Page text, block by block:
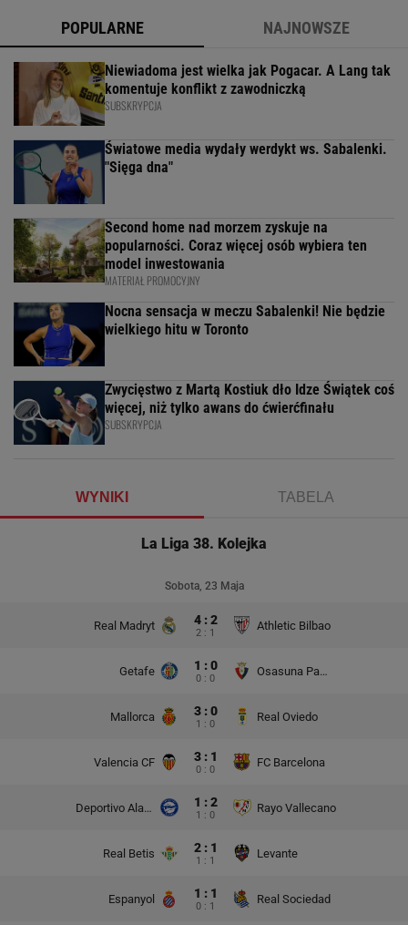
POPULARNE NAJNOWSZE
Niewiadoma jest wielka jak Pogacar. A Lang tak
komentuje konflikt z zawodniczką
SUBSKRYPCJA
Światowe media wydały werdykt ws. Sabalenki.
"Sięga dna"
Second home nad morzem zyskuje na
popularności. Coraz więcej osób wybiera ten
model inwestowania
MATERIAŁ PROMOCYJNY
Nocna sensacja w meczu Sabalenki! Nie będzie
wielkiego hitu w Toronto
Zwycięstwo z Martą Kostiuk dło Idze Świątek coś
więcej, niż tylko awans do ćwierćfinału
SUBSKRYPCJA
WYNIKI TABELA
La Liga 38. Kolejka
Sobota, 23 Maja
Real Madryt 4 : 2
2 : 1
Athletic Bilbao
Getafe 1 : 0
0 : 0
Osasuna Pampeluna
Mallorca 3 : 0
1 : 0
Real Oviedo
Valencia CF 3 : 1
0 : 0
FC Barcelona
Deportivo Alaves 1 : 2
1 : 0
Rayo Vallecano
Real Betis 2 : 1
1 : 1
Levante
Espanyol 1 : 1
0 : 1
Real Sociedad